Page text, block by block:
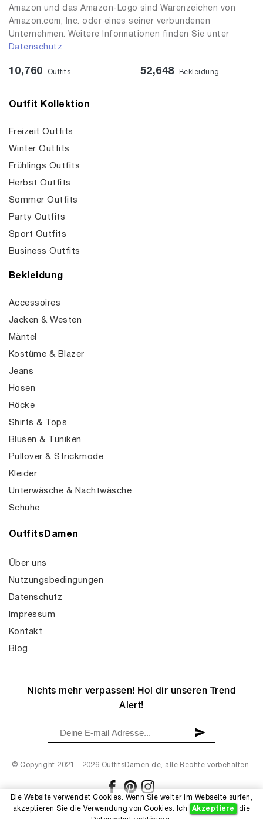
Amazon und das Amazon-Logo sind Warenzeichen von
Amazon.com, Inc. oder eines seiner verbundenen
Unternehmen. Weitere Informationen finden Sie unter
Datenschutz
10,760 Outfits 52,648 Bekleidung
Outfit Kollektion
Freizeit Outfits
Winter Outfits
Frühlings Outfits
Herbst Outfits
Sommer Outfits
Party Outfits
Sport Outfits
Business Outfits
Bekleidung
Accessoires
Jacken & Westen
Mäntel
Kostüme & Blazer
Jeans
Hosen
Röcke
Shirts & Tops
Blusen & Tuniken
Pullover & Strickmode
Kleider
Unterwäsche & Nachtwäsche
Schuhe
OutfitsDamen
Über uns
Nutzungsbedingungen
Datenschutz
Impressum
Kontakt
Blog
© Copyright 2021 - 2026 OutfitsDamen.de, alle Rechte vorbehalten.
Nichts mehr verpassen! Hol dir unseren Trend
Alert!
Die Website verwendet Cookies. Wenn Sie weiter im Webseite surfen,
akzeptieren Sie die Verwendung von Cookies. Ich
Akzeptiere
die